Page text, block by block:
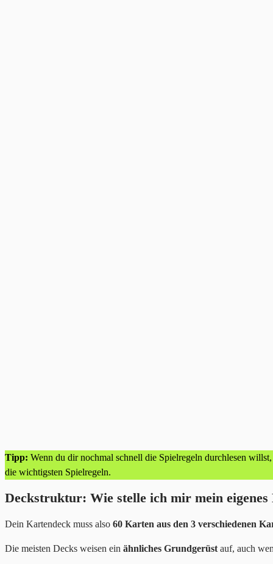
Tipp: Wenn du dir nochmal schnell die Spielregeln durchlesen
die wichtigsten Spielregeln.
Deckstruktur: Wie stelle ich mir mein eigenes
Dein Kartendeck muss also 60 Karten aus den 3 verschiedenen
Die meisten Decks weisen ein ähnliches Grundgerüstauf, auch